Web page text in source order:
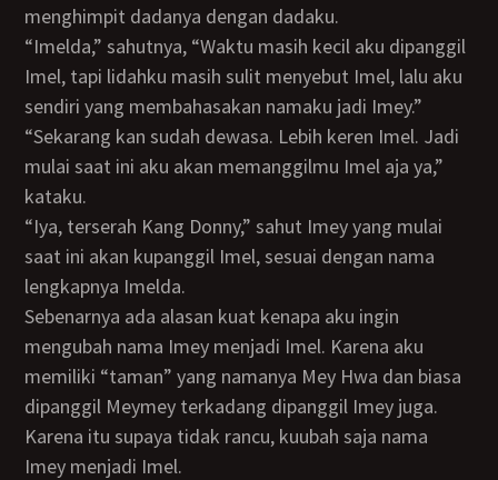
menghimpit dadanya dengan dadaku.
“Imelda,” sahutnya, “Waktu masih kecil aku dipanggil
Imel, tapi lidahku masih sulit menyebut Imel, lalu aku
sendiri yang membahasakan namaku jadi Imey.”
“Sekarang kan sudah dewasa. Lebih keren Imel. Jadi
mulai saat ini aku akan memanggilmu Imel aja ya,”
kataku.
“Iya, terserah Kang Donny,” sahut Imey yang mulai
saat ini akan kupanggil Imel, sesuai dengan nama
lengkapnya Imelda.
Sebenarnya ada alasan kuat kenapa aku ingin
mengubah nama Imey menjadi Imel. Karena aku
memiliki “taman” yang namanya Mey Hwa dan biasa
dipanggil Meymey terkadang dipanggil Imey juga.
Karena itu supaya tidak rancu, kuubah saja nama
Imey menjadi Imel.